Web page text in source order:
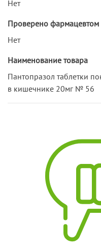
Нет
Проверено фармацевтом
Нет
Наименование товара
Пантопразол таблетки
в кишечнике 20мг № 56